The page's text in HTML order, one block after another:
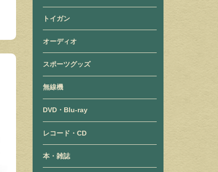
トイガン
オーディオ
スポーツグッズ
無線機
DVD・Blu-ray
レコード・CD
本・雑誌